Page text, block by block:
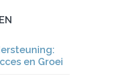
en Groei